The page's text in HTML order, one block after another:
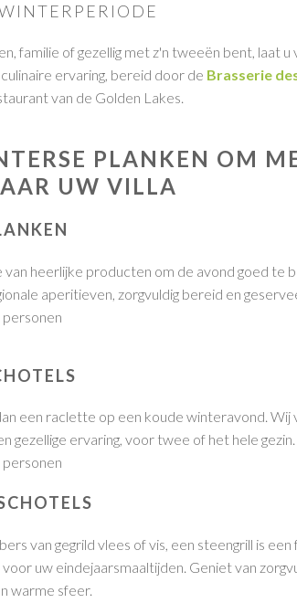
familie of gezellig met z'n tweeën bent, laat
ervaring, bereid door de Brasserie
van de Golden Lakes.
PLANKEN OM
UW VILLA
van heerlijke producten om de avond goed te
aperitieven, zorgvuldig bereid en
een raclette op een koude winteravond. Wij
gezellige ervaring, voor twee of het hele gezin.
van gegrild vlees of vis, een steengrill is
uw eindejaarsmaaltijden. Geniet van
warme sfeer.